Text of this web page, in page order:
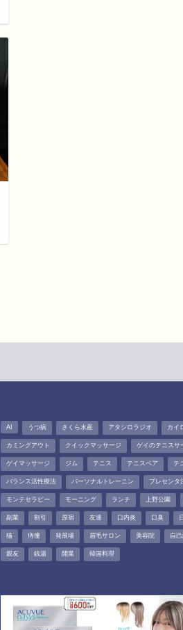
AI うつ病 さくら水産 アタシロラジオ カイ
カミングアウト クイックマッサージ ゲイのテニスサ
ゲイマッサージ ジム テニス テニスベア テ
バランス活性療法 パーソナルトレーニン プレセンタ
モンテセラピー モーニング ランチ 上野公園
副業 割引 原宿 友達 口内炎 口臭
猫 痔瘻 発展場 眉毛サロン 美容院 自
親友 銭湯 開業 韓国料理